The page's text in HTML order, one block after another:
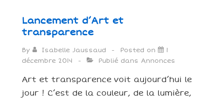
Lancement d’Art et
transparence
By Isabelle Jaussaud Posted on
1
décembre 2014
Publié dans Annonces
Art et transparence voit aujourd’hui le
jour ! C’est de la couleur, de la lumière,